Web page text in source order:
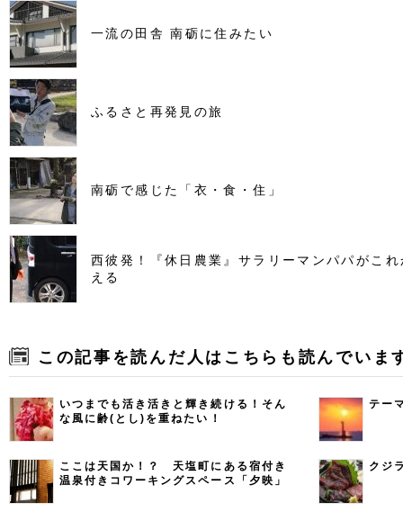
一流の田舎 南砺に住みたい
ふるさと再発見の旅
南砺で感じた「衣・食・住」
西彼発！『休日農業』サラリーマンパパがこ
える
この記事を読んだ人はこちらも読んでいま
いつまでも活き活きと輝き続ける！そん
な風に齢(とし)を重ねたい！
テー
ここは天国か！？ 天塩町にある宿付き
温泉付きコワーキングスペース「夕映」
クジ